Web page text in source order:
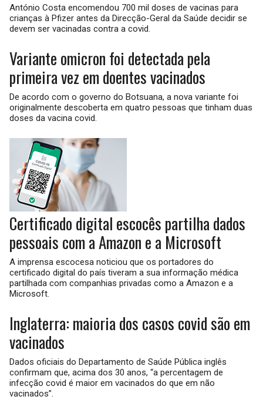
António Costa encomendou 700 mil doses de vacinas para
crianças à Pfizer antes da Direcção-Geral da Saúde decidir se
devem ser vacinadas contra a covid.
Variante omicron foi detectada pela
primeira vez em doentes vacinados
De acordo com o governo do Botsuana, a nova variante foi
originalmente descoberta em quatro pessoas que tinham duas
doses da vacina covid.
Certificado digital escocês partilha dados
pessoais com a Amazon e a Microsoft
A imprensa escocesa noticiou que os portadores do
certificado digital do país tiveram a sua informação médica
partilhada com companhias privadas como a Amazon e a
Microsoft.
Inglaterra: maioria dos casos covid são em
vacinados
Dados oficiais do Departamento de Saúde Pública inglês
confirmam que, acima dos 30 anos, “a percentagem de
infecção covid é maior em vacinados do que em não
vacinados”.